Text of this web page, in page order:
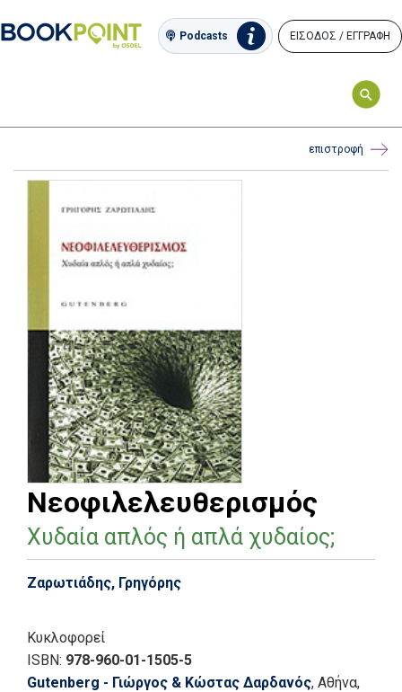
Podcasts ΕΙΣΟΔΟΣ / ΕΓΓΡΑΦΗ
επιστροφή
Νεοφιλελευθερισμός
Χυδαία απλός ή απλά χυδαίος;
Ζαρωτιάδης, Γρηγόρης
Κυκλοφορεί
ISBN: 978-960-01-1505-5
Gutenberg - Γιώργος & Κώστας Δαρδανός, Αθήνα,